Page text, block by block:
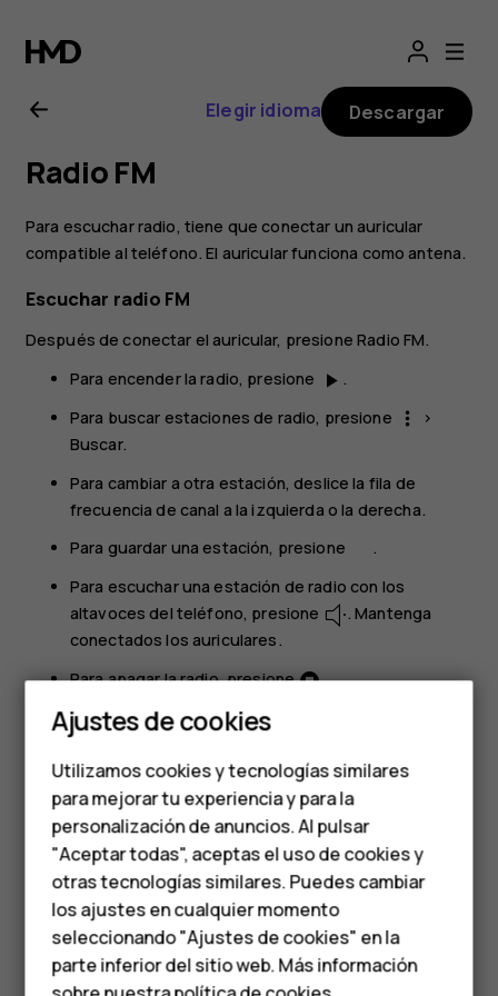
Manual
del
usuario
de
Nokia
7.2
Smartphones
Teléfonos de gama
media
Teléfonos para
personas mayores
HMD Terra M
Elegir idioma Descargar
Radio FM
Para escuchar radio, tiene que conectar un auricular
compatible al teléfono. El auricular funciona como antena.
Escuchar radio FM
Después de conectar el auricular, presioneRadio FM.
Para encender la radio, presione
play_arrow .
Para buscar estaciones de radio, presione
more_vert
>
Buscar.
Para cambiar a otra estación, deslice la fila de
frecuencia de canal a la izquierda o la derecha.
Para guardar una estación, presione
.
Para escuchar una estación de radio con los
altavoces del teléfono, presione
. Mantenga
conectados los auriculares.
Para apagar la radio, presione
.
Sugerencia para solucionar problemas
estén correctamente conectados.
¿Te ha parecido útil?
Ajustes de cookies
Utilizamos cookies y tecnologías similares
para mejorar tu experiencia y para la
personalización de anuncios. Al pulsar
"Aceptar todas", aceptas el uso de cookies y
otras tecnologías similares. Puedes cambiar
los ajustes en cualquier momento
seleccionando "Ajustes de cookies" en la
parte inferior del sitio web. Más información